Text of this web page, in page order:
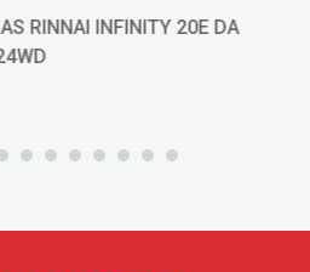
INFINITY 20E DA